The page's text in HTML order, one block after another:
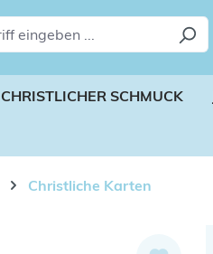
CHRISTLICHER SCHMUCK
Christliche Karten